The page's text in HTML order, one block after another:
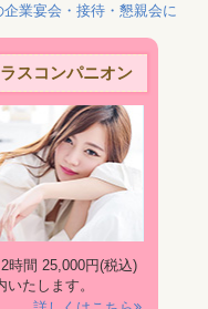
企業宴会・接待・懇親会に
スコンパニオン
時間 25,000円(税込)
いたします。